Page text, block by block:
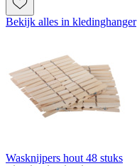
Bekijk alles in kledinghanger
Wasknijpers hout 48 stuks